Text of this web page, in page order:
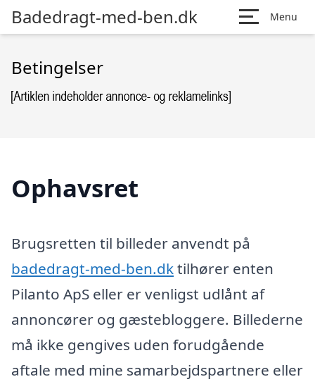
Badedragt-med-ben.dk Menu
Betingelser
Ophavsret
Brugsretten til billeder anvendt på
badedragt-med-ben.dktilhører enten
Pilanto ApS eller er venligst udlånt af
annoncører og gæstebloggere. Billederne
må ikke gengives uden forudgående
aftale med mine samarbejdspartnere eller